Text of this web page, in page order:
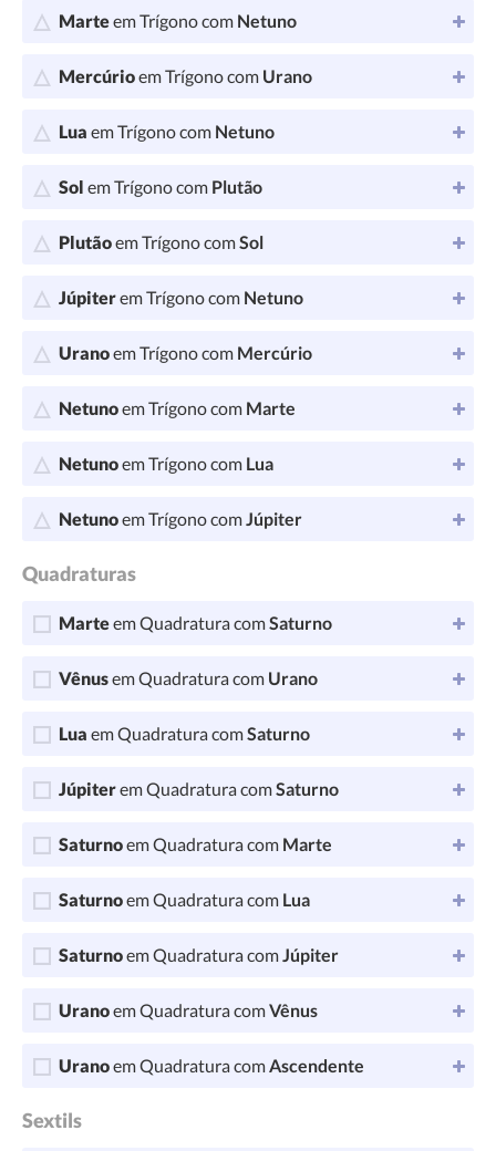
Marteem Trígono com Netuno
Mercúrioem Trígono com Urano
Lua em Trígono com Netuno
Sol em Trígono com Plutão
Plutãoem Trígono comSol
Júpiterem Trígono com Netuno
Uranoem Trígono com Mercúrio
Netunoem Trígono com Marte
Netunoem Trígono com Lua
Netunoem Trígono comJúpiter
Quadraturas
Marteem Quadratura comSaturno
Vênusem Quadratura com Urano
Lua em Quadratura comSaturno
Júpiterem Quadratura comSaturno
Saturnoem Quadratura com Marte
Saturnoem Quadratura com Lua
Saturnoem Quadratura comJúpiter
Uranoem Quadratura comVênus
Uranoem Quadratura comAscendente
Sextils